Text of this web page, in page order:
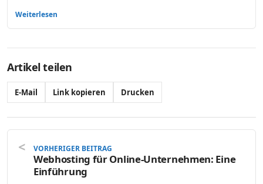
Weiterlesen
Artikel teilen
E-Mail Link kopieren Drucken
VORHERIGER BEITRAG
Webhosting für Online-Unternehmen: Eine
Einführung